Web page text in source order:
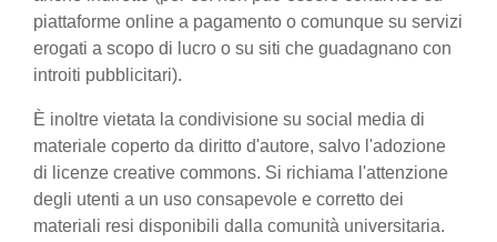
piattaforme online a pagamento o comunque su servizi
erogati a scopo di lucro o su siti che guadagnano con
introiti pubblicitari).
È inoltre vietata la condivisione su social media di
materiale coperto da diritto d'autore, salvo l'adozione
di licenze creative commons. Si richiama l'attenzione
degli utenti a un uso consapevole e corretto dei
materiali resi disponibili dalla comunità universitaria.